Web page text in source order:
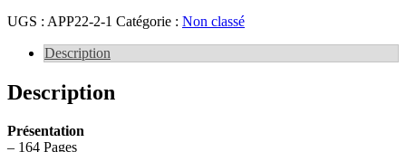
UGS : APP22-2-1 Catégorie : Non classé
Description
Description
Présentation
– 164 Pages